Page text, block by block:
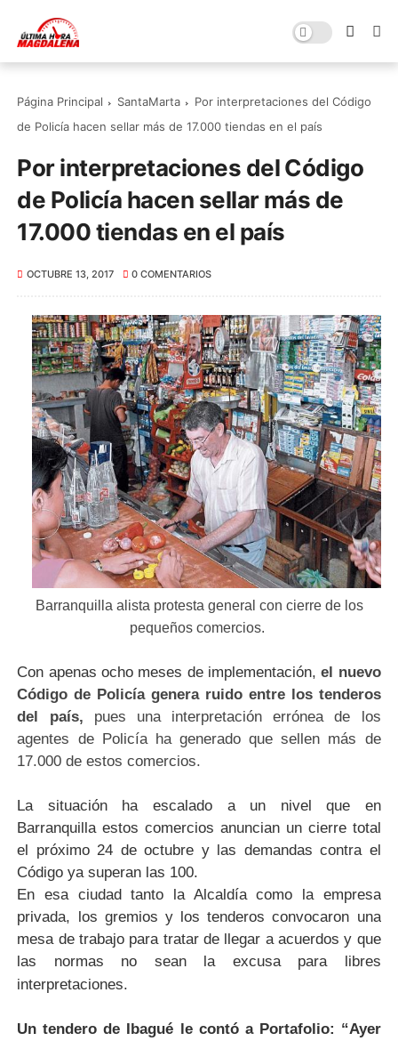
Página Principal SantaMarta
Por interpretaciones del Código
de Policía hacen sellar más de 17.000 tiendas en el país
Por interpretaciones del Código
de Policía hacen sellar más de
17.000 tiendas en el país
OCTUBRE 13, 2017 0 COMENTARIOS
Barranquilla alista protesta general con cierre de los
pequeños comercios.
Con apenas ocho meses de implementación, el nuevo
Código de Policía genera ruido entre los tenderos
del país, pues una interpretación errónea de los
agentes de Policía ha generado que sellen más de
17.000 de estos comercios.
La situación ha escalado a un nivel que en
Barranquilla estos comercios anuncian un cierre total
el próximo 24 de octubre y las demandas contra el
Código ya superan las 100.
En esa ciudad tanto la Alcaldía como la empresa
privada, los gremios y los tenderos convocaron una
mesa de trabajo para tratar de llegar a acuerdos y que
las normas no sean la excusa para libres
interpretaciones.
Un tendero de Ibagué le contó a Portafolio: “Ayer